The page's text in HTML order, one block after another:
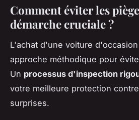
Comment éviter les
démarche cruciale ?
L'achat d'une voiture
approche méthodique pour
Un processus d'inspection
votre meilleure protection
surprises.